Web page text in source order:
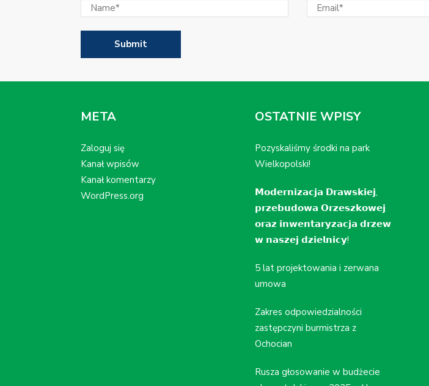
META
Zaloguj się
Kanał wpisów
Kanał komentarzy
WordPress.org
OSTATNIE WPISY
Pozyskaliśmy środki na park
Wielkopolski!
𝗠𝗼𝗱𝗲𝗿𝗻𝗶𝘇𝗮𝗰𝗷𝗮 𝗗𝗿𝗮𝘄𝘀𝗸𝗶𝗲𝗷,
𝗽𝗿𝘇𝗲𝗯𝘂𝗱𝗼𝘄𝗮 𝗢𝗿𝘇𝗲𝘀𝘇𝗸𝗼𝘄𝗲𝗷
𝗼𝗿𝗮𝘇 𝗶𝗻𝘄𝗲𝗻𝘁𝗮𝗿𝘆𝘇𝗮𝗰𝗷𝗮 𝗱𝗿𝘇𝗲𝘄
𝘄 𝗻𝗮𝘀𝘇𝗲𝗷 𝗱𝘇𝗶𝗲𝗹𝗻𝗶𝗰𝘆!
5 lat projektowania i zerwana
umowa
Zakres odpowiedzialności
zastępczyni burmistrza z
Ochocian
Rusza głosowanie w budżecie